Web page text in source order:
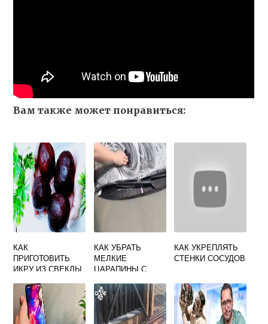
Вам также может понравиться:
КАК
ПРИГОТОВИТЬ
ИКРУ ИЗ СВЕКЛЫ
КАК УБРАТЬ
МЕЛКИЕ
ЦАРАПИНЫ С
СТЕКЛА
КАК УКРЕПЛЯТЬ
СТЕНКИ СОСУДОВ